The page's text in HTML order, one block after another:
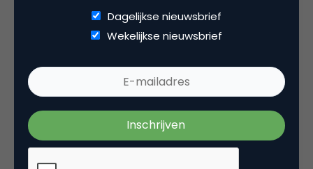
Bert van Heerde
miscalculatie van Google. Daardoor groeit de
vaste userbase van Google en heeft Microhoo
het nakijken. Het is daarnaast afhankelijk voor
welke queries Google U-search resultaten
serveert. Informatiezoekers zullen sneller U-
search resultaten voorgeschoteld krijgen dan
Dagelijkse nieuwsbrief
Wekelijkse nieuwsbrief